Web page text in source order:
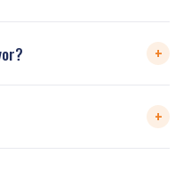
+
ve çatlamaz; iki uçta
+